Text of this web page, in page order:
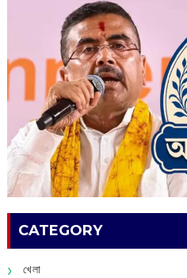
CATEGORY
খেলা